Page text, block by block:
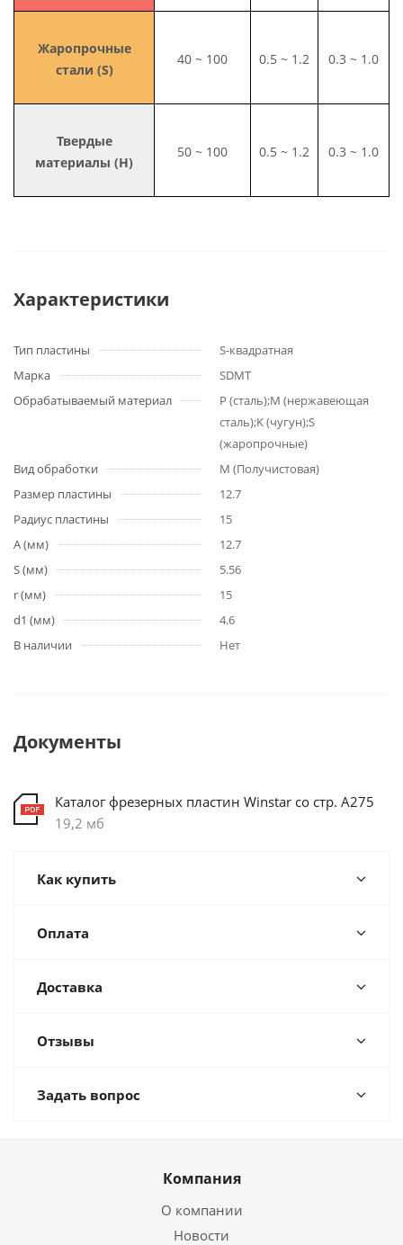
Жаропрочные
стали (S)
40 ~ 100 0.5 ~ 1.2 0.3 ~ 1.0
Твердые
материалы (H)
50 ~ 100 0.5 ~ 1.2 0.3 ~ 1.0
Характеристики
Тип пластины
S-квадратная
Марка
SDMT
Обрабатываемый материал
P (сталь);M (нержавеющая
сталь);K (чугун);S
(жаропрочные)
Вид обработки
M (Получистовая)
Размер пластины
12.7
Радиус пластины
15
A (мм)
12.7
S (мм)
5.56
r (мм)
15
d1 (мм)
4.6
В наличии
Нет
Документы
Каталог фрезерных пластин Winstar со стр. А275
19,2 мб
Как купить
Оплата
Доставка
Отзывы
Задать вопрос
Компания
О компании
Новости